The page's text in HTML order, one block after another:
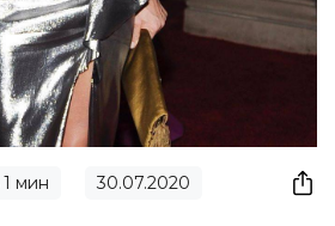
1 мин 30.07.2020